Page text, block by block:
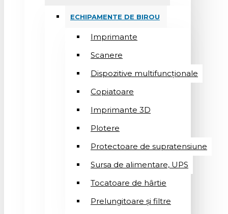
ECHIPAMENTE DE BIROU
Imprimante
Scanere
Dispozitive multifuncționale
Copiatoare
Imprimante 3D
Plotere
Protectoare de supratensiune
Sursa de alimentare, UPS
Tocatoare de hârtie
Prelungitoare și filtre